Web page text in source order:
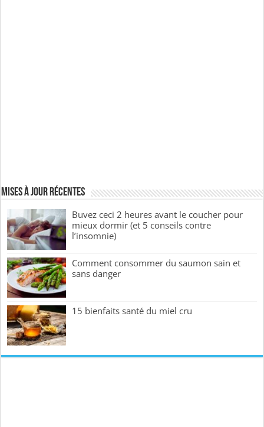
Mises à jour récentes
Buvez ceci 2 heures avant le coucher pour
mieux dormir (et 5 conseils contre
l’insomnie)
Comment consommer du saumon sain et
sans danger
15 bienfaits santé du miel cru